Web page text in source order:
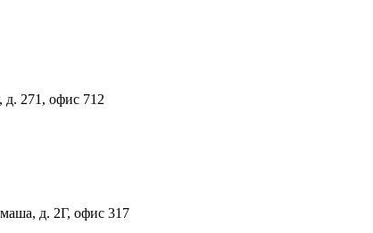
д. 271, офис 712
д. 2Г, офис 317